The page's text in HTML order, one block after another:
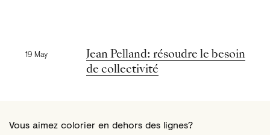
Nouvelles précédentes
19 May
Jean Pelland: résoudre le besoin
de collectivité
Vous aimez colorier en dehors des lignes?